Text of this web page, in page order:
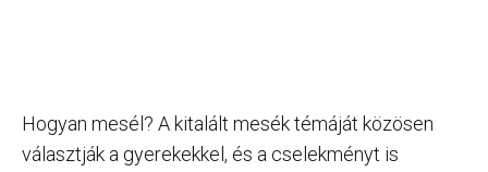
Hogyan mesél? A kitalált mesék témáját közösen
választják a gyerekekkel, és a cselekményt is